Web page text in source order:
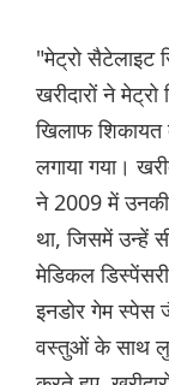
"मेट्रो सैटेलाइट
खरीदारों ने
खिलाफ शिकायत
लगाया गया।
ने 2009 में उनकी
था, जिसमें उन्हें
मेडिकल
इनडोर गेम
वस्तुओं के साथ